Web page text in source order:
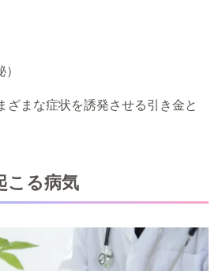
ざまな症状を誘発させる引き金と
こる病気